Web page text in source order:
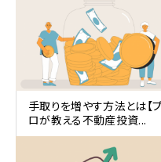
手取りを増やす方法とは【
ロが教える不動産投資...